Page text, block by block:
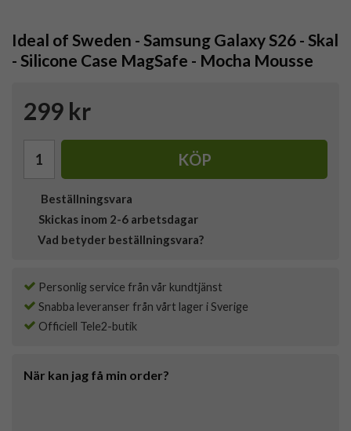
Ideal of Sweden - Samsung Galaxy S26 - Skal
- Silicone Case MagSafe - Mocha Mousse
299 kr
KÖP
Beställningsvara
Skickas inom 2-6 arbetsdagar
Vad betyder beställningsvara?
Personlig service från vår kundtjänst
Snabba leveranser från vårt lager i Sverige
Officiell Tele2-butik
När kan jag få min order?